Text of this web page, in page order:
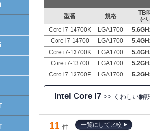
型番 規格
TB
(ベ
Core i7-14700K
LGA1700
Core i7-14700
LGA1700
Core i7-13700K
LGA1700
Core i7-13700
LGA1700
Core i7-13700F
LGA1700
Intel Core i7 >> くわしい解
11 件
一覧にして比較